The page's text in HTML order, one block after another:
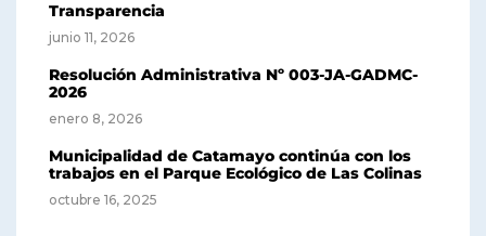
Transparencia
junio 11, 2026
Resolución Administrativa Nº 003-JA-GADMC-
2026
enero 8, 2026
Municipalidad de Catamayo continúa con los
trabajos en el Parque Ecológico de Las Colinas
octubre 16, 2025